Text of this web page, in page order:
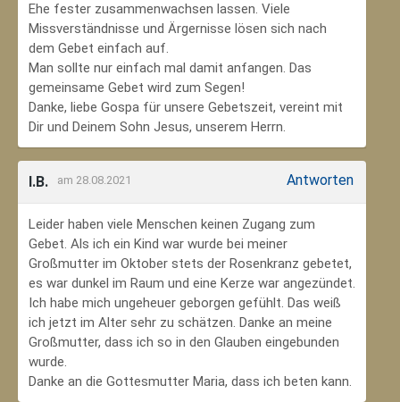
Ehe fester zusammenwachsen lassen. Viele
Missverständnisse und Ärgernisse lösen sich nach
dem Gebet einfach auf.
Man sollte nur einfach mal damit anfangen. Das
gemeinsame Gebet wird zum Segen!
Danke, liebe Gospa für unsere Gebetszeit, vereint mit
Dir und Deinem Sohn Jesus, unserem Herrn.
I.B. am 28.08.2021 Antworten
Leider haben viele Menschen keinen Zugang zum
Gebet. Als ich ein Kind war wurde bei meiner
Großmutter im Oktober stets der Rosenkranz gebetet,
es war dunkel im Raum und eine Kerze war angezündet.
Ich habe mich ungeheuer geborgen gefühlt. Das weiß
ich jetzt im Alter sehr zu schätzen. Danke an meine
Großmutter, dass ich so in den Glauben eingebunden
wurde.
Danke an die Gottesmutter Maria, dass ich beten kann.